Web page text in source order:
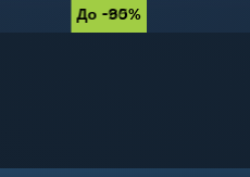
До -85%
До -90%